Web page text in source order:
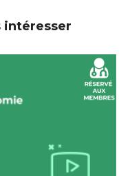
intéresser